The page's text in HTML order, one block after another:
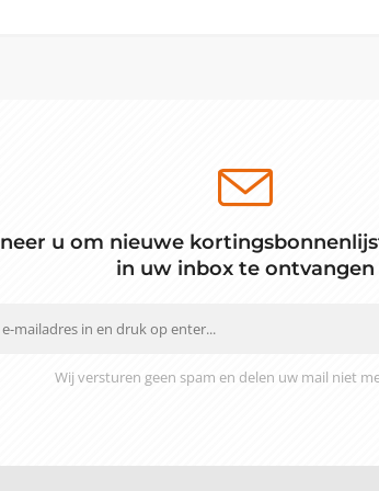
u om nieuwe
in uw inbox te ontvangen
Wij versturen geen spam en delen uw mail niet